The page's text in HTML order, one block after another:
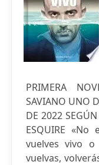
PRIMERA
SAVIANO UNO
DE 2022
ESQUIRE
vuelves vivo
vuelvas,